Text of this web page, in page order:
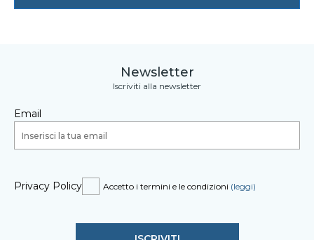
Newsletter
Iscriviti alla newsletter
Email
Privacy Policy Accetto i termini e le condizioni (leggi)